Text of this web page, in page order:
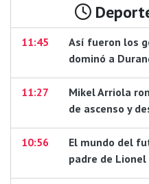
11:45
Así fueron los
dominó a
11:27
Mikel Arriola
de ascenso y
10:56
El mundo del
padre de Lionel